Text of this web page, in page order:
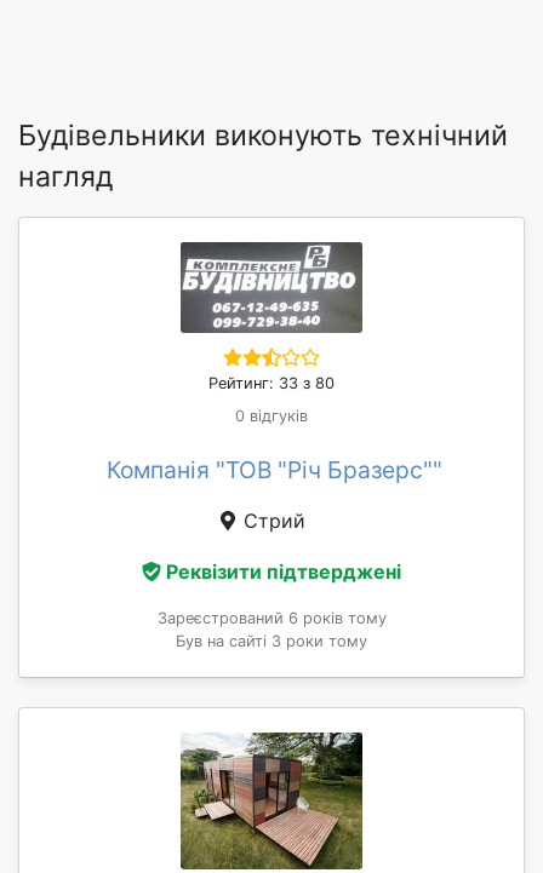
Будівельники виконують технічний
нагляд
Рейтинг: 33 з 80
0 відгуків
Компанія "ТОВ "Річ Бразерс""
Стрий
Реквізити підтверджені
Зареєстрований 6 років тому
Був на сайті 3 роки тому